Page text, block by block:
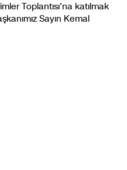
Toplantısı’na katılmak
Sayın Kemal